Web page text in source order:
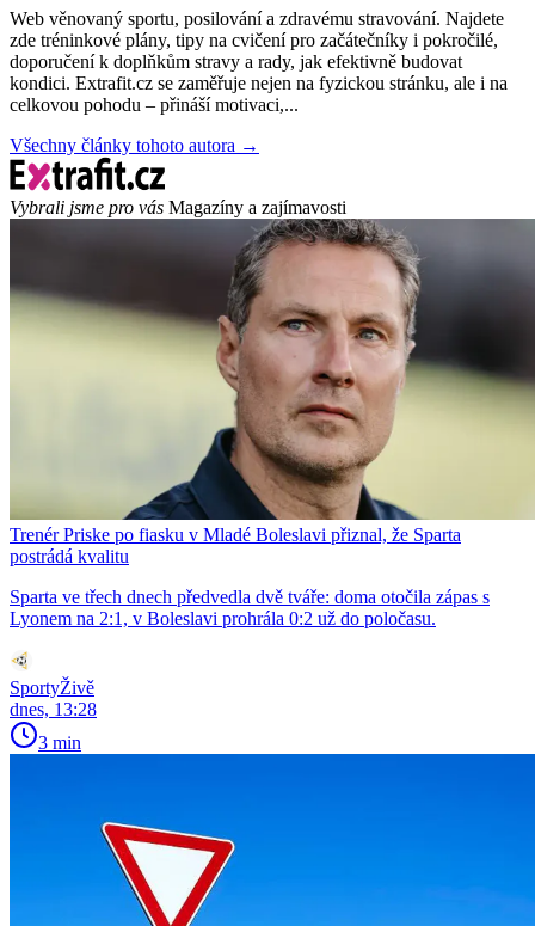
Web věnovaný sportu, posilování a zdravému stravování. Najdete
zde tréninkové plány, tipy na cvičení pro začátečníky i pokročilé,
doporučení k doplňkům stravy a rady, jak efektivně budovat
kondici. Extrafit.cz se zaměřuje nejen na fyzickou stránku, ale i na
celkovou pohodu – přináší motivaci,...
Všechny články tohoto autora →
Vybrali jsme pro vás Magazíny a zajímavosti
Trenér Priske po fiasku v Mladé Boleslavi přiznal, že Sparta
postrádá kvalitu
Sparta ve třech dnech předvedla dvě tváře: doma otočila zápas s
Lyonem na 2:1, v Boleslavi prohrála 0:2 už do poločasu.
SportyŽivě
dnes, 13:28
3 min